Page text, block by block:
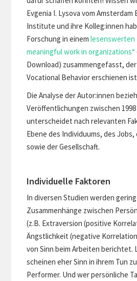
Evgenia I. Lysova vom Amsterdam
Institute und ihre Kolleg:innen
Forschung in einemlesenswerten
meaningful work in organizations“
Download) zusammengefasst,
Vocational Behavior erschienen
Die Analyse der Autor:innen
Veröffentlichungen zwischen 1998
unterscheidet nach relevanten
Ebene des Individuums, des
sowie der Gesellschaft.
Individuelle Faktoren
In diversen Studien werden
Zusammenhänge zwischen
(z.B. Extraversion (positive
Ängstlichkeit (negative
von Sinn beim Arbeiten
scheinen eher Sinn in ihrem Tun
Performer. Und wer persönliche